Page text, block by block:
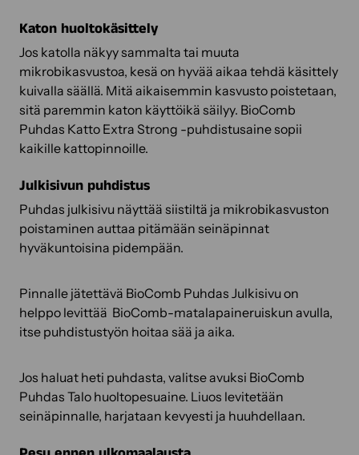
Katon huoltokäsittely
Jos katolla näkyy sammalta tai muuta
mikrobikasvustoa, kesä on hyvää aikaa tehdä käsittely
kuivalla säällä. Mitä aikaisemmin kasvusto poistetaan,
sitä paremmin katon käyttöikä säilyy. BioComb
Puhdas Katto Extra Strong -puhdistusaine sopii
kaikille kattopinnoille.
Julkisivun puhdistus
Puhdas julkisivu näyttää siistiltä ja mikrobikasvuston
poistaminen auttaa pitämään seinäpinnat
hyväkuntoisina pidempään.
Pinnalle jätettävä BioComb Puhdas Julkisivu on
helppo levittää BioComb-matalapaineruiskun avulla,
itse puhdistustyön hoitaa sää ja aika.
Jos haluat heti puhdasta, valitse avuksi BioComb
Puhdas Talo huoltopesuaine. Liuos levitetään
seinäpinnalle, harjataan kevyesti ja huuhdellaan.